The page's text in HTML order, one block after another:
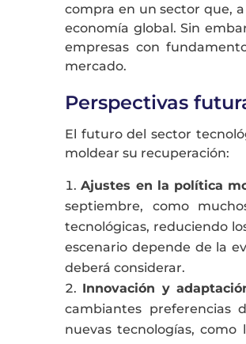
compra en un sector que,
economía global. Sin
empresas con
mercado.
Perspectivas
El futuro del sector
moldear su recuperación:
Ajustes en la política
septiembre, como
tecnológicas, reduciendo
escenario depende de la
deberá considerar​.
Innovación y
cambiantes preferencias
nuevas tecnologías,